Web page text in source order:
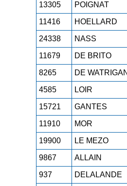
13305 POIGNAT
11416 HOELLARD
24338 NASS
11679 DE BRITO
8265 DE
4585 LOIR
15721 GANTES
11910 MOR
19900 LE MEZO
9867 ALLAIN
937 DELALANDE